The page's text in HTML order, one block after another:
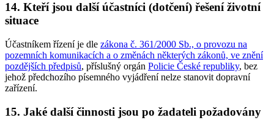
14. Kteří jsou další účastníci (dotčení) řešení životní
situace
Účastníkem řízení je dle zákona č. 361/2000 Sb., o provozu na
pozemních komunikacích a o změnách některých zákonů, ve znění
pozdějších předpisů, příslušný orgán Policie České republiky, bez
jehož předchozího písemného vyjádření nelze stanovit dopravní
zařízení.
15. Jaké další činnosti jsou po žadateli požadovány